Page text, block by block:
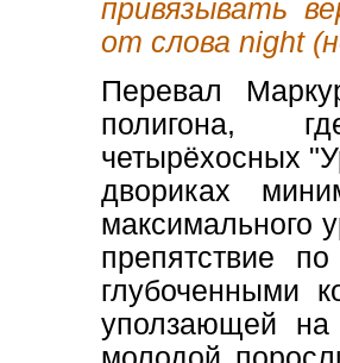
привязывать
от слова night
Перевал
полигона,
четырёхосных
двориках
максимального
препятствие
глубоченными
уползающей